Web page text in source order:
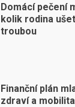
Domácí pečení
kolik rodina
troubou
Finanční plán
zdraví a